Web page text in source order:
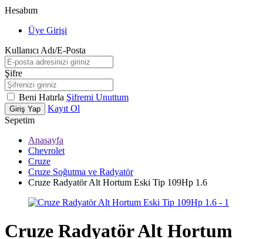
Hesabım
Üye Girişi
Kullanıcı Adı/E-Posta
Şifre
Beni Hatırla Şifremi Unuttum
Giriş Yap
Kayıt Ol
Sepetim
Anasayfa
Chevrolet
Cruze
Cruze Soğutma ve Radyatör
Cruze Radyatör Alt Hortum Eski Tip 109Hp 1.6
Cruze Radyatör Alt Hortum